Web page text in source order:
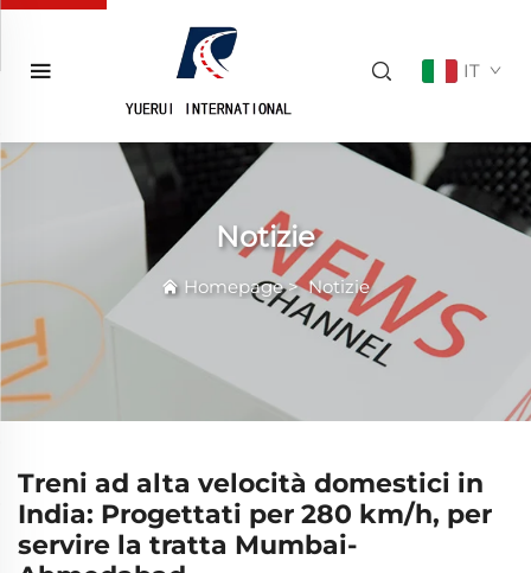
IT
Notizie
Homepage>Notizie
Treni ad alta velocità domestici in
India: Progettati per 280 km/h, per
servire la tratta Mumbai-